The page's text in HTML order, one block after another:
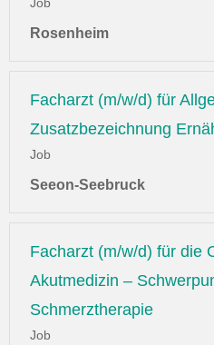
Rosenheim
Facharzt (m/w/d) für
Zusatzbezeichnung
Job
Seeon-Seebruck
Facharzt (m/w/d) für die
Akutmedizin –
Schmerztherapie
Job